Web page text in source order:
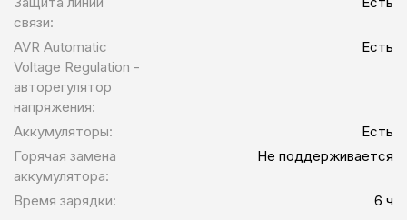
связи:
AVR Automatic
Voltage Regulation -
авторегулятор
напряжения:
Есть
Аккумуляторы:
Есть
Горячая замена
аккумулятора:
Не поддерживается
Время зарядки:
6 ч